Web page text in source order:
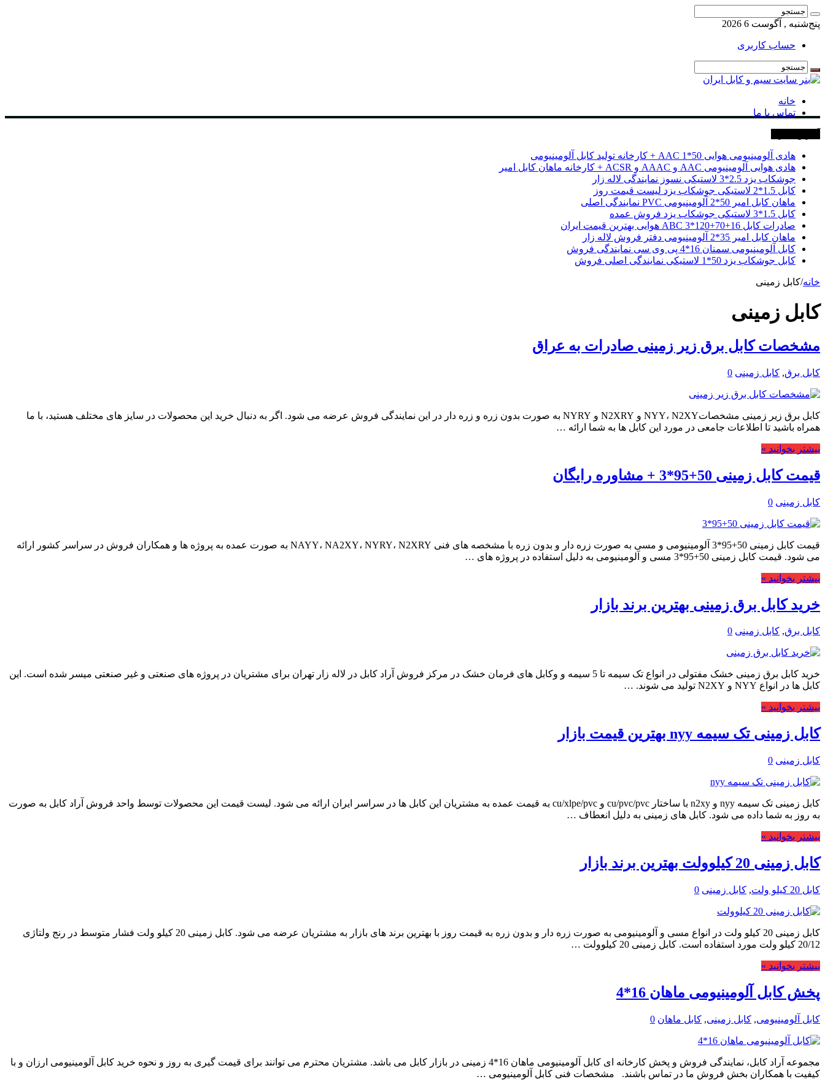
پنج‌شنبه , آگوست 6 2026
حساب کاربری
خانه
تماس با ما
هادی آلومینیومی هوایی 50*1 AAC + کارخانه تولید کابل آلومینیومی
هادی هوایی آلومینیومی AAC و AAAC و ACSR + کارخانه ماهان کابل امیر
جوشکاب یزد 2.5*3 لاستیکی نسوز نمایندگی لاله زار
کابل 1.5*2 لاستیکی جوشکاب یزد لیست قیمت روز
ماهان کابل امیر 50*2 آلومینیومی PVC نمایندگی اصلی
کابل 1.5*3 لاستیکی جوشکاب یزد فروش عمده
صادرات کابل 16+70+120*3 ABC هوایی بهترین قیمت ایران
ماهان کابل امیر 35*2 آلومینیومی دفتر فروش لاله زار
کابل آلومینیومی سمنان 16*4 پی وی سی نمایندگی فروش
کابل جوشکاب یزد 50*1 لاستیکی نمایندگی اصلی فروش
خانه/کابل زمینی
کابل زمینی
مشخصات کابل برق زیر زمینی صادرات به عراق
کابل برق, کابل زمینی 0
کابل برق زیر زمینی مشخصاتNYY، N2XY و N2XRY و NYRY به صورت بدون زره و زره دار در این نمایندگی فروش عرضه می شود. اگر به دنبال خرید این محصولات در سایز های مختلف هستید، با ما
همراه باشید تا اطلاعات جامعی در مورد این کابل ها به شما ارائه …
بیشتر بخوانید »
قیمت کابل زمینی 50+95*3 + مشاوره رایگان
کابل زمینی 0
قیمت کابل زمینی 50+95*3 آلومینیومی و مسی به صورت زره دار و بدون زره با مشخصه های فنی NAYY، NA2XY، NYRY، N2XRY به صورت عمده به پروژه ها و همکاران فروش در سراسر کشور ارائه
می شود. قیمت کابل زمینی 50+95*3 مسی و آلومینیومی به دلیل استفاده در پروژه های …
بیشتر بخوانید »
خرید کابل برق زمینی بهترین برند بازار
کابل برق, کابل زمینی 0
خرید کابل برق زمینی خشک مفتولی در انواع تک سیمه تا 5 سیمه و وکابل های فرمان خشک در مرکز فروش آراد کابل در لاله زار تهران برای مشتریان در پروژه های صنعتی و غیر صنعتی میسر شده است. این
کابل ها در انواع NYY و N2XY تولید می شوند. …
بیشتر بخوانید »
کابل زمینی تک سیمه nyy بهترین قیمت بازار
کابل زمینی 0
کابل زمینی تک سیمه nyy و n2xy با ساختار cu/pvc/pvc و cu/xlpe/pvc به قیمت عمده به مشتریان این کابل ها در سراسر ایران ارائه می شود. لیست قیمت این محصولات توسط واحد فروش آراد کابل به صورت
به روز به شما داده می شود. کابل های زمینی به دلیل انعطاف …
بیشتر بخوانید »
کابل زمینی 20 کیلوولت بهترین برند بازار
کابل 20 کیلو ولت , کابل زمینی 0
کابل زمینی 20 کیلو ولت در انواع مسی و آلومینیومی به صورت زره دار و بدون زره به قیمت روز با بهترین برند های بازار به مشتریان عرضه می شود. کابل زمینی 20 کیلو ولت فشار متوسط در رنج ولتاژی
20/12 کیلو ولت مورد استفاده است. کابل زمینی 20 کیلوولت …
بیشتر بخوانید »
پخش کابل آلومینیومی ماهان 16*4
کابل آلومینیومی, کابل زمینی, کابل ماهان 0
مجموعه آراد کابل، نمایندگی فروش و پخش کارخانه ای کابل آلومینیومی ماهان 16*4 زمینی در بازار کابل می باشد. مشتریان محترم می توانند برای قیمت گیری به روز و نحوه خرید کابل آلومینیومی ارزان و با
کیفیت با همکاران بخش فروش ما در تماس باشند. مشخصات فنی کابل آلومینیومی …